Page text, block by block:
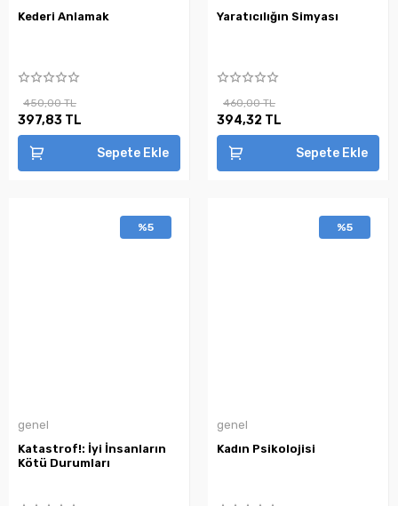
Kederi Anlamak
450,00 TL
397,83 TL
Sepete Ekle
Yaratıcılığın Simyası
460,00 TL
394,32 TL
Sepete Ekle
%5
genel
Katastrof!: İyi İnsanların
Kötü Durumları
%5
genel
Kadın Psikolojisi